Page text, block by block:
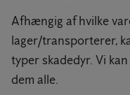
Afhængig af hvilke
lager/transporterer,
typer skadedyr. Vi
dem alle.